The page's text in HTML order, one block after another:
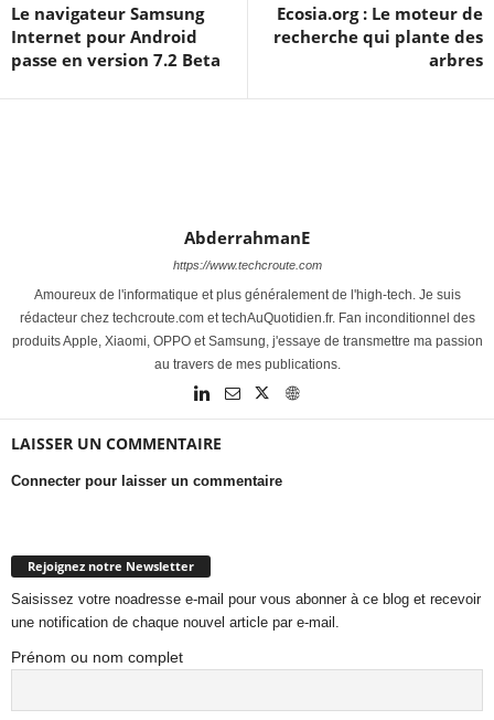
Le navigateur Samsung
Internet pour Android
passe en version 7.2 Beta
Ecosia.org : Le moteur de
recherche qui plante des
arbres
AbderrahmanE
https://www.techcroute.com
Amoureux de l'informatique et plus généralement de l'high-tech. Je suis
rédacteur chez techcroute.com et techAuQuotidien.fr. Fan inconditionnel des
produits Apple, Xiaomi, OPPO et Samsung, j'essaye de transmettre ma passion
au travers de mes publications.
LAISSER UN COMMENTAIRE
Connecter pour laisser un commentaire
Rejoignez notre Newsletter
Saisissez votre noadresse e-mail pour vous abonner à ce blog et recevoir
une notification de chaque nouvel article par e-mail.
Prénom ou nom complet